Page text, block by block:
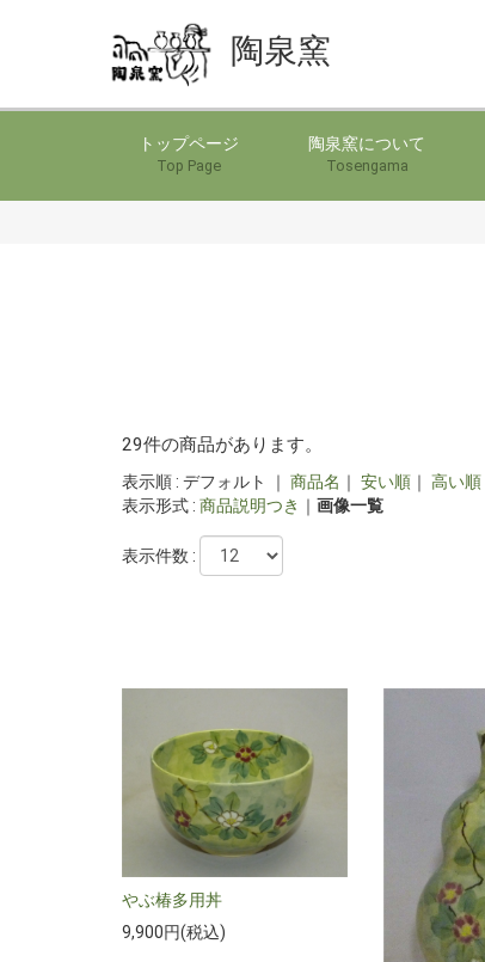
陶泉窯
トップページ
Top Page
陶泉窯について
Tosengama
29件の商品があります。
表示順 : デフォルト ｜ 商品名 ｜ 安い順 ｜ 高い順
表示形式 : 商品説明つき ｜ 画像一覧
表示件数 :
やぶ椿多用丼
9,900円(税込)